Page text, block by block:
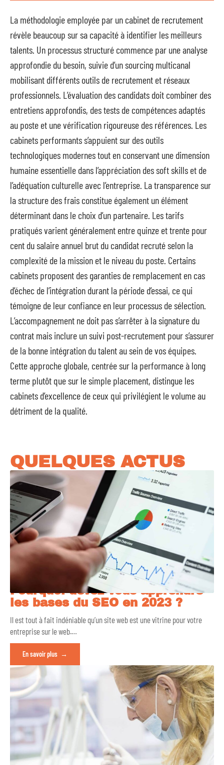
La méthodologie employée par un cabinet de recrutement
révèle beaucoup sur sa capacité à identifier les meilleurs
talents. Un processus structuré commence par une analyse
approfondie du besoin, suivie d’un sourcing multicanal
mobilisant différents outils de recrutement et réseaux
professionnels. L’évaluation des candidats doit combiner des
entretiens approfondis, des tests de compétences adaptés
au poste et une vérification rigoureuse des références. Les
cabinets performants s’appuient sur des outils
technologiques modernes tout en conservant une dimension
humaine essentielle dans l’appréciation des soft skills et de
l’adéquation culturelle avec l’entreprise. La transparence sur
la structure des frais constitue également un élément
déterminant dans le choix d’un partenaire. Les tarifs
pratiqués varient généralement entre quinze et trente pour
cent du salaire annuel brut du candidat recruté selon la
complexité de la mission et le niveau du poste. Certains
cabinets proposent des garanties de remplacement en cas
d’échec de l’intégration durant la période d’essai, ce qui
témoigne de leur confiance en leur processus de sélection.
L’accompagnement ne doit pas s’arrêter à la signature du
contrat mais inclure un suivi post-recrutement pour s’assurer
de la bonne intégration du talent au sein de vos équipes.
Cette approche globale, centrée sur la performance à long
terme plutôt que sur le simple placement, distingue les
cabinets d’excellence de ceux qui privilégient le volume au
détriment de la qualité.
QUELQUES ACTUS
Pourquoi devez-vous apprendre
les bases du SEO en 2023 ?
Il est tout à fait indéniable qu’un site web est une vitrine pour votre
entreprise sur le web.…
En savoir plus